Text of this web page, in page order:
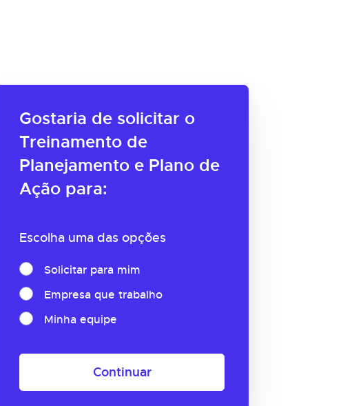
Gostaria de solicitar o
Treinamento de
Planejamento e Plano de
Ação para:
Escolha uma das opções
Solicitar para mim
Empresa que trabalho
Minha equipe
Continuar